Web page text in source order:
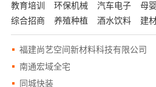
教育培训
环保机械 汽车电子 母
综合招商
养殖种植 酒水饮料 建
福建尚艺空间新材料科技有限公司
南通宏域全宅
同城快装